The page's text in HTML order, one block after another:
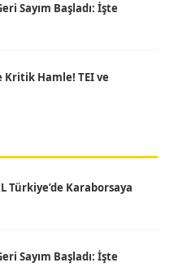
Sayım Başladı: İşte
Kritik Hamle! TEI ve
Türkiye’de Karaborsaya
Sayım Başladı: İşte